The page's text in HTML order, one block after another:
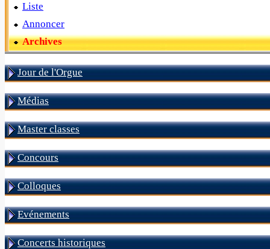
Liste
Annoncer
Archives
Jour de l'Orgue
Médias
Master classes
Concours
Colloques
Evénements
Concerts historiques